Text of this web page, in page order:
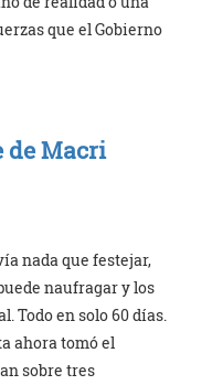
que el Gobierno
de Macri
nada que festejar,
naufragar y los
Todo en solo 60 días.
ahora tomó el
sobre tres